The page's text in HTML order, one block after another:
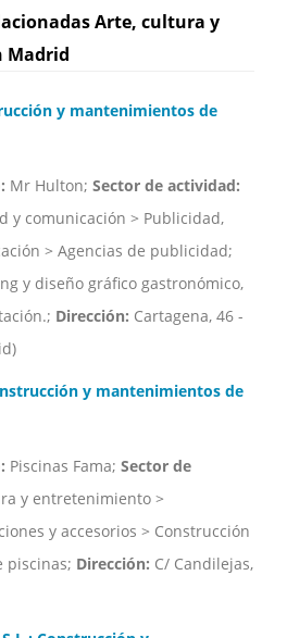
Arte, cultura y
Madrid
y mantenimientos de
Mr Hulton; Sector de actividad:
y comunicación > Publicidad,
> Agencias de publicidad;
y diseño gráfico gastronómico,
Dirección: Cartagena, 46 -
y mantenimientos de
Piscinas Fama; Sector de
y entretenimiento >
y accesorios > Construcción
piscinas; Dirección: C/ Candilejas,